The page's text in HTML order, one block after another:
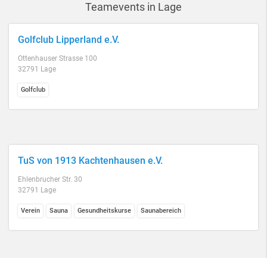
Teamevents in Lage
Golfclub Lipperland e.V.
Ottenhauser Strasse 100
32791 Lage
Golfclub
TuS von 1913 Kachtenhausen e.V.
Ehlenbrucher Str. 30
32791 Lage
Verein Sauna Gesundheitskurse Saunabereich